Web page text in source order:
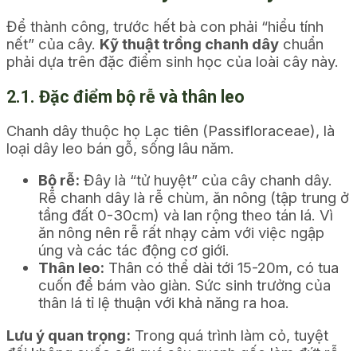
Để thành công, trước hết bà con phải “hiểu tính
nết” của cây. Kỹ thuật trồng chanh dây chuẩn
phải dựa trên đặc điểm sinh học của loài cây này.
2.1. Đặc điểm bộ rễ và thân leo
Chanh dây thuộc họ Lạc tiên (Passifloraceae), là
loại dây leo bán gỗ, sống lâu năm.
Bộ rễ: Đây là “tử huyệt” của cây chanh dây.
Rễ chanh dây là rễ chùm, ăn nông (tập trung ở
tầng đất 0-30cm) và lan rộng theo tán lá. Vì
ăn nông nên rễ rất nhạy cảm với việc ngập
úng và các tác động cơ giới.
Thân leo: Thân có thể dài tới 15-20m, có tua
cuốn để bám vào giàn. Sức sinh trưởng của
thân lá tỉ lệ thuận với khả năng ra hoa.
Lưu ý quan trọng: Trong quá trình làm cỏ, tuyệt